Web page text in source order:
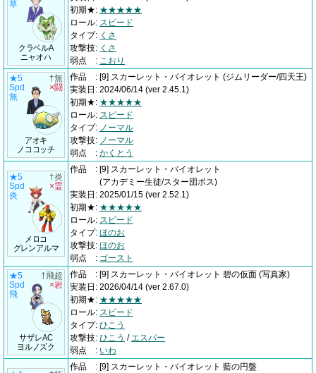
草
クラベルA
ニャオハ
初期★: ★★★★★
ロール: スピード
タイプ: くさ
攻撃技: くさ
弱点
: こおり
★5
Spd
無
アオキ
ノココッチ
†無
×闘
作品 : [9] スカーレット・バイオレット (ジムリーダー/四天王)
実装日 : 2024/06/14 (ver 2.45.1)
初期★: ★★★★★
ロール: スピード
タイプ: ノーマル
攻撃技: ノーマル
弱点
: かくとう
★5
Spd
炎
メロコ
グレンアルマ
†炎
×霊
作品 : [9] スカーレット・バイオレット
(アカデミー生徒/スター団ボス)
実装日 : 2025/01/15 (ver 2.52.1)
初期★: ★★★★★
ロール: スピード
タイプ: ほのお
攻撃技: ほのお
弱点
: ゴースト
★5
Spd
飛
サザレAC
ヨルノズク
†飛超
×岩
作品 : [9] スカーレット・バイオレット 碧の仮面 (写真家)
実装日 : 2026/04/14 (ver 2.67.0)
初期★: ★★★★★
ロール: スピード
タイプ: ひこう
攻撃技: ひこう /エスパー
弱点
: いわ
作品 : [9] スカーレット・バイオレット 藍の円盤